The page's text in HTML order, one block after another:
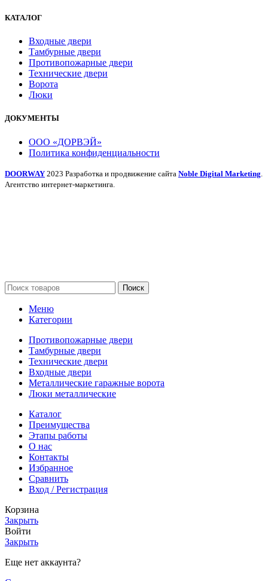
КАТАЛОГ
Входные двери
Тамбурные двери
Противопожарные двери
Технические двери
Ворота
Люки
ДОКУМЕНТЫ
ООО «ДОРВЭЙ»
Политика конфиденциальности
DOORWAY 2023 Разработка и продвижение сайта Noble Digital Marketing
Агентство интернет-маркетинга.
Поиск
Меню
Категории
Противопожарные двери
Тамбурные двери
Технические двери
Входные двери
Металлические гаражные ворота
Люки металлические
Каталог
Преимущества
Этапы работы
О нас
Контакты
Избранное
Сравнить
Вход / Регистрация
Корзина
Закрыть
Войти
Закрыть
Еще нет аккаунта?